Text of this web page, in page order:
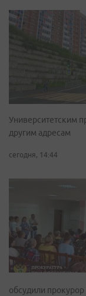
Университетским
другим адресам
сегодня, 14:44
обсудили